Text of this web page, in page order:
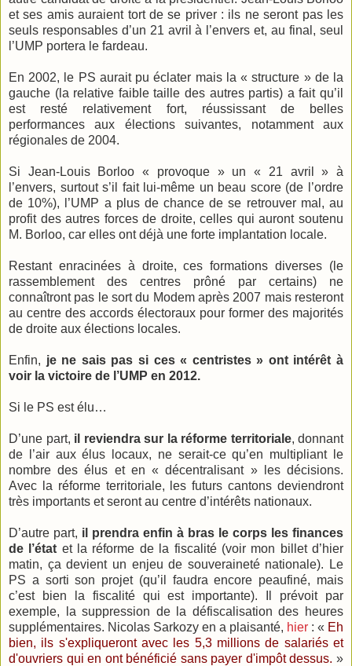
et ses amis auraient tort de se priver : ils ne seront pas les
seuls responsables d’un 21 avril à l’envers et, au final, seul
l’UMP portera le fardeau.
En 2002, le PS aurait pu éclater mais la « structure » de la
gauche (la relative faible taille des autres partis) a fait qu’il
est resté relativement fort, réussissant de belles
performances aux élections suivantes, notamment aux
régionales de 2004.
Si Jean-Louis Borloo « provoque » un « 21 avril » à
l’envers, surtout s’il fait lui-même un beau score (de l’ordre
de 10%), l’UMP a plus de chance de se retrouver mal, au
profit des autres forces de droite, celles qui auront soutenu
M. Borloo, car elles ont déjà une forte implantation locale.
Restant enracinées à droite, ces formations diverses (le
rassemblement des centres prôné par certains) ne
connaîtront pas le sort du Modem après 2007 mais resteront
au centre des accords électoraux pour former des majorités
de droite aux élections locales.
Enfin, je ne sais pas si ces « centristes » ont intérêt à
voir la victoire de l’UMP en 2012.
Si le PS est élu…
D’une part, il reviendra sur la réforme territoriale, donnant
de l’air aux élus locaux, ne serait-ce qu’en multipliant le
nombre des élus et en « décentralisant » les décisions.
Avec la réforme territoriale, les futurs cantons deviendront
très importants et seront au centre d’intérêts nationaux.
D’autre part, il prendra enfin à bras le corps les finances
de l’état et la réforme de la fiscalité (voir mon billet d’hier
matin, ça devient un enjeu de souveraineté nationale). Le
PS a sorti son projet (qu’il faudra encore peaufiné, mais
c’est bien la fiscalité qui est importante). Il prévoit par
exemple, la suppression de la défiscalisation des heures
supplémentaires. Nicolas Sarkozy en a plaisanté, hier : « Eh
bien, ils s'expliqueront avec les 5,3 millions de salariés et
d'ouvriers qui en ont bénéficié sans payer d'impôt dessus. »